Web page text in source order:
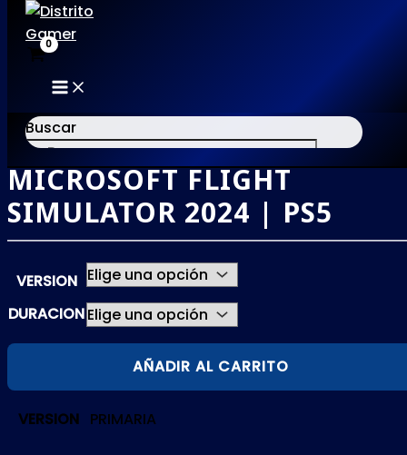
al
contenido
MAIN
MENU
Buscar
×
MICROSOFT FLIGHT
SIMULATOR 2024 | PS5
VERSION
DURACION
MICROSOFT
2024
AÑADIR AL CARRITO
VERSION PRIMARIA